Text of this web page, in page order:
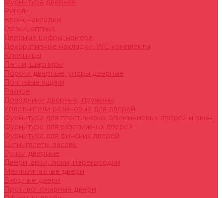
Фурнитура дверная
Ригели
Броненакладки
Глазки, оптика
Дверные цифры, номера
Декоративные накладки, WC-комплекты
Ключницы
Петли, шарниры
Пороги дверные, упоры дверные
Почтовые ящики
Разное
Доводчики дверные, пружины
Уплотнители резиновые для дверей
Фурнитура для пластиковых, алюминиевых дверей и окон
Фурнитура для раздвижных дверей
Фурнитура для финских дверей
Шпингалеты, засовы
Ручки дверные
Двери, арки, люки, перегородки
Межкомнатные двери
Входные двери
Противопожарные двери